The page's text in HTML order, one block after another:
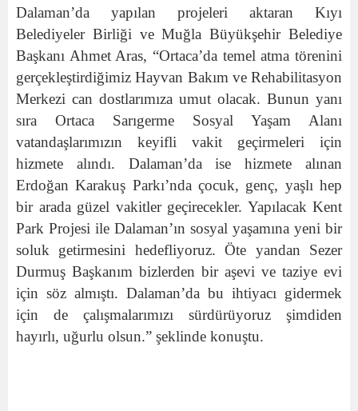
Dalaman’da yapılan projeleri aktaran Kıyı
Belediyeler Birliği ve Muğla Büyükşehir Belediye
Başkanı Ahmet Aras, “Ortaca’da temel atma törenini
gerçekleştirdiğimiz Hayvan Bakım ve Rehabilitasyon
Merkezi can dostlarımıza umut olacak. Bunun yanı
sıra Ortaca Sarıgerme Sosyal Yaşam Alanı
vatandaşlarımızın keyifli vakit geçirmeleri için
hizmete alındı. Dalaman’da ise hizmete alınan
Erdoğan Karakuş Parkı’nda çocuk, genç, yaşlı hep
bir arada güzel vakitler geçirecekler. Yapılacak Kent
Park Projesi ile Dalaman’ın sosyal yaşamına yeni bir
soluk getirmesini hedefliyoruz. Öte yandan Sezer
Durmuş Başkanım bizlerden bir aşevi ve taziye evi
için söz almıştı. Dalaman’da bu ihtiyacı gidermek
için de çalışmalarımızı sürdürüyoruz şimdiden
hayırlı, uğurlu olsun.” şeklinde konuştu.